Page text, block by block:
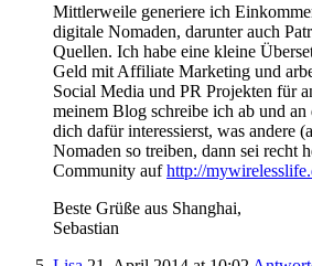
Mittlerweile generiere ich
digitale Nomaden, darunter auch
Quellen. Ich habe eine kleine
Geld mit Affiliate Marketing und
Social Media und PR Projekten für
meinem Blog schreibe ich ab und
dich dafür interessierst, was andere
Nomaden so treiben, dann sei recht
Community aufhttp://
Beste Grüße aus Shanghai,
Sebastian